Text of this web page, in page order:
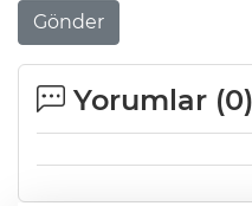
Gönder
Yorumlar (0)